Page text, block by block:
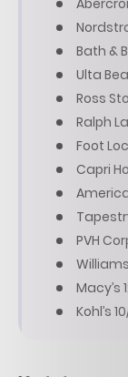
Bath &
Ulta
Ross
Ralph
Foot
Capri
PVH
Macy’s
Kohl’s